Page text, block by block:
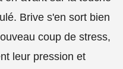
Brive s'en sort bien
coup de stress,
leur pression et